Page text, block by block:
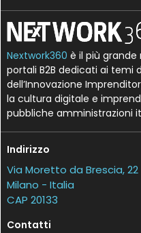
Nextwork360 è il più
portali B2B dedicati ai temi
dell’Innovazione
la cultura digitale e
pubbliche amministrazioni
Indirizzo
Via Moretto da Brescia, 22
Milano - Italia
CAP 20133
Contatti